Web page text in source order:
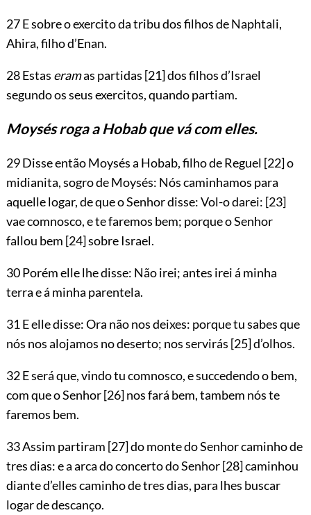
27 E sobre o exercito da tribu dos filhos de Naphtali,
Ahira, filho d’Enan.
28 Estas eramas partidas [21]dos filhos d’Israel
segundo os seus exercitos, quando partiam.
Moysés roga a Hobab que vá com elles.
29 Disse então Moysés a Hobab, filho de Reguel [22]o
midianita, sogro de Moysés: Nós caminhamos para
aquelle logar, de que o Senhor disse: Vol-o darei: [23]
vae comnosco, e te faremos bem; porque o Senhor
fallou bem [24]sobre Israel.
30 Porém elle lhe disse: Não irei; antes irei á minha
terra e á minha parentela.
31 E elle disse: Ora não nos deixes: porque tu sabes que
nós nos alojamos no deserto; nos servirás [25]d’olhos.
32 E será que, vindo tu comnosco, e succedendo o bem,
com que o Senhor[26]nos fará bem, tambem nós te
faremos bem.
33 Assim partiram [27]do monte do Senhor caminho de
tres dias: e a arca do concerto do Senhor[28]caminhou
diante d’elles caminho de tres dias, para lhes buscar
logar de descanço.